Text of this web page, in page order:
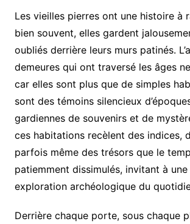
Les vieilles pierres ont une histoire à
bien souvent, elles gardent
oubliés derrière leurs murs patinés.
demeures qui ont traversé les âges
car elles sont plus que de simples
sont des témoins silencieux
gardiennes de souvenirs et de
ces habitations recèlent des indices,
parfois même des trésors que le
patiemment dissimulés, invitant à
exploration archéologique du
Derrière chaque porte, sous chaque